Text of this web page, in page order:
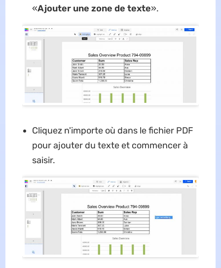
«Ajouter une zone de texte».
Cliquez n'importe où dans le fichier PDF
pour ajouter du texte et commencer à
saisir.